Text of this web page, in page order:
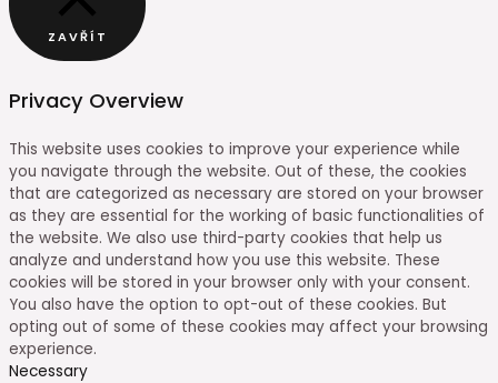
ZAVŘÍT
Privacy Overview
This website uses cookies to improve your experience while
you navigate through the website. Out of these, the cookies
that are categorized as necessary are stored on your browser
as they are essential for the working of basic functionalities of
the website. We also use third-party cookies that help us
analyze and understand how you use this website. These
cookies will be stored in your browser only with your consent.
You also have the option to opt-out of these cookies. But
opting out of some of these cookies may affect your browsing
experience.
Necessary